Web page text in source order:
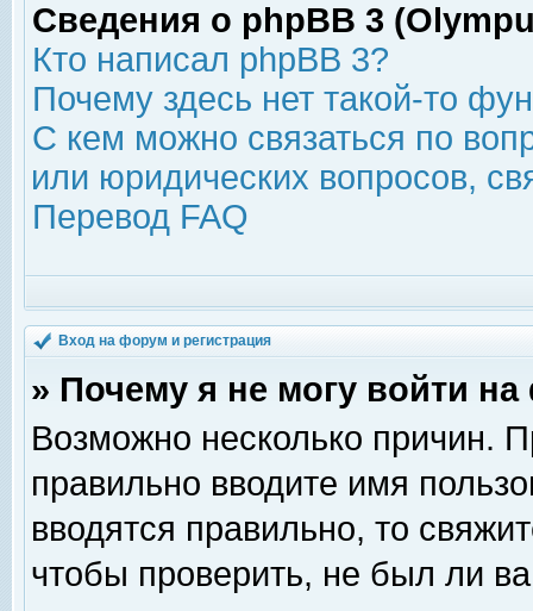
Сведения о phpBB 3
Кто написал phpBB 3?
Почему здесь нет такой-то
С кем можно связаться по
или юридических вопросов,
Перевод FAQ
Вход на форум и регистрация
» Почему я не могу войти
Возможно несколько причин.
правильно вводите имя
вводятся правильно, то
чтобы проверить, не был ли